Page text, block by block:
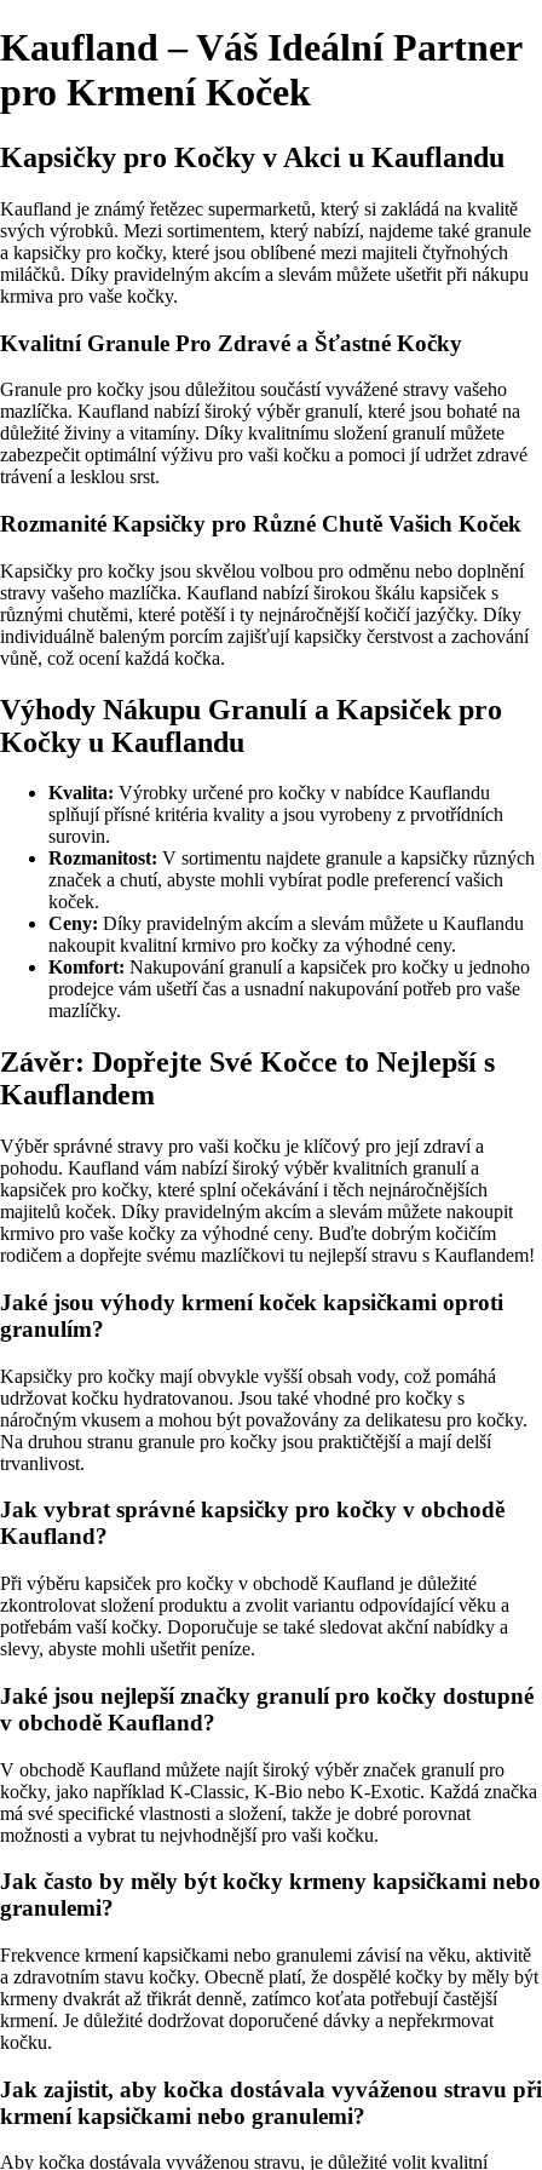
Kaufland – Váš Ideální Partner
pro Krmení Koček
Kapsičky pro Kočky v Akci u Kauflandu
Kaufland je známý řetězec supermarketů, který si zakládá na kvalitě
svých výrobků. Mezi sortimentem, který nabízí, najdeme také granule
a kapsičky pro kočky, které jsou oblíbené mezi majiteli čtyřnohých
miláčků. Díky pravidelným akcím a slevám můžete ušetřit při nákupu
krmiva pro vaše kočky.
Kvalitní Granule Pro Zdravé a Šťastné Kočky
Granule pro kočky jsou důležitou součástí vyvážené stravy vašeho
mazlíčka. Kaufland nabízí široký výběr granulí, které jsou bohaté na
důležité živiny a vitamíny. Díky kvalitnímu složení granulí můžete
zabezpečit optimální výživu pro vaši kočku a pomoci jí udržet zdravé
trávení a lesklou srst.
Rozmanité Kapsičky pro Různé Chutě Vašich Koček
Kapsičky pro kočky jsou skvělou volbou pro odměnu nebo doplnění
stravy vašeho mazlíčka. Kaufland nabízí širokou škálu kapsiček s
různými chutěmi, které potěší i ty nejnáročnější kočičí jazýčky. Díky
individuálně baleným porcím zajišťují kapsičky čerstvost a zachování
vůně, což ocení každá kočka.
Výhody Nákupu Granulí a Kapsiček pro
Kočky u Kauflandu
Kvalita: Výrobky určené pro kočky v nabídce Kauflandu
splňují přísné kritéria kvality a jsou vyrobeny z prvotřídních
surovin.
Rozmanitost: V sortimentu najdete granule a kapsičky různých
značek a chutí, abyste mohli vybírat podle preferencí vašich
koček.
Ceny: Díky pravidelným akcím a slevám můžete u Kauflandu
nakoupit kvalitní krmivo pro kočky za výhodné ceny.
Komfort: Nakupování granulí a kapsiček pro kočky u jednoho
prodejce vám ušetří čas a usnadní nakupování potřeb pro vaše
mazlíčky.
Závěr: Dopřejte Své Kočce to Nejlepší s
Kauflandem
Výběr správné stravy pro vaši kočku je klíčový pro její zdraví a
pohodu. Kaufland vám nabízí široký výběr kvalitních granulí a
kapsiček pro kočky, které splní očekávání i těch nejnáročnějších
majitelů koček. Díky pravidelným akcím a slevám můžete nakoupit
krmivo pro vaše kočky za výhodné ceny. Buďte dobrým kočičím
rodičem a dopřejte svému mazlíčkovi tu nejlepší stravu s Kauflandem!
Jaké jsou výhody krmení koček kapsičkami oproti
granulím?
Kapsičky pro kočky mají obvykle vyšší obsah vody, což pomáhá
udržovat kočku hydratovanou. Jsou také vhodné pro kočky s
náročným vkusem a mohou být považovány za delikatesu pro kočky.
Na druhou stranu granule pro kočky jsou praktičtější a mají delší
trvanlivost.
Jak vybrat správné kapsičky pro kočky v obchodě
Kaufland?
Při výběru kapsiček pro kočky v obchodě Kaufland je důležité
zkontrolovat složení produktu a zvolit variantu odpovídající věku a
potřebám vaší kočky. Doporučuje se také sledovat akční nabídky a
slevy, abyste mohli ušetřit peníze.
Jaké jsou nejlepší značky granulí pro kočky dostupné
v obchodě Kaufland?
V obchodě Kaufland můžete najít široký výběr značek granulí pro
kočky, jako například K-Classic, K-Bio nebo K-Exotic. Každá značka
má své specifické vlastnosti a složení, takže je dobré porovnat
možnosti a vybrat tu nejvhodnější pro vaši kočku.
Jak často by měly být kočky krmeny kapsičkami nebo
granulemi?
Frekvence krmení kapsičkami nebo granulemi závisí na věku, aktivitě
a zdravotním stavu kočky. Obecně platí, že dospělé kočky by měly být
krmeny dvakrát až třikrát denně, zatímco koťata potřebují častější
krmení. Je důležité dodržovat doporučené dávky a nepřekrmovat
kočku.
Jak zajistit, aby kočka dostávala vyváženou stravu při
krmení kapsičkami nebo granulemi?
Aby kočka dostávala vyváženou stravu, je důležité volit kvalitní